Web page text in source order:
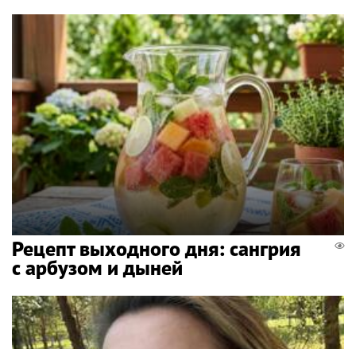
Рецепт выходного дня: сангрия
с арбузом и дыней